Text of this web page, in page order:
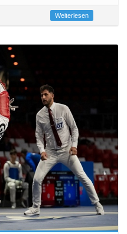
Weiterlesen